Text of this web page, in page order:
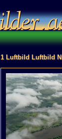
1 Luftbild Luftbild